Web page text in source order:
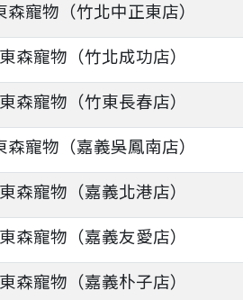
森寵物（竹北中正東店）
東森寵物（竹北成功店）
東森寵物（竹東長春店）
森寵物（嘉義吳鳳南店）
東森寵物（嘉義北港店）
東森寵物（嘉義友愛店）
東森寵物（嘉義朴子店）